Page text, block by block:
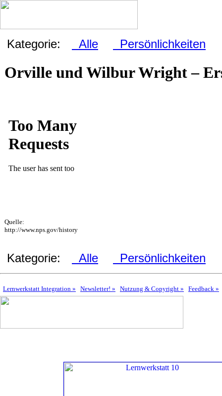
Kategorie: Alle Persönlichkeiten
Orville und Wilbur Wright –
Quelle:
http://www.nps.gov/history
Kategorie: Alle Persönlichkeiten
Lernwerkstatt Integration » Newsletter! » Nutzung & Copyright » Feedback »